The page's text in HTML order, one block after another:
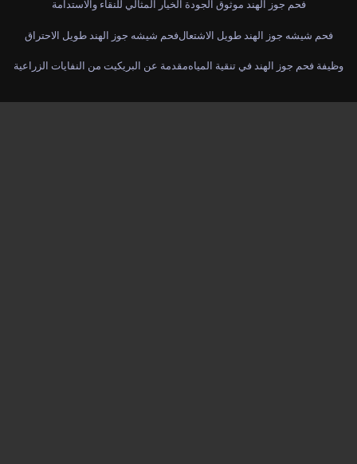
فحم جوز الهند موثوق الجودة الخيار المثالي للنقاء والاستدامة
فحم شيشه جوز الهند طويل الاحتراقفحم شيشه جوز الهند طويل الاشتعال
مقدمة عن البريكيت من النفايات الزراعيةوظيفة فحم جوز الهند في تنقية المياه